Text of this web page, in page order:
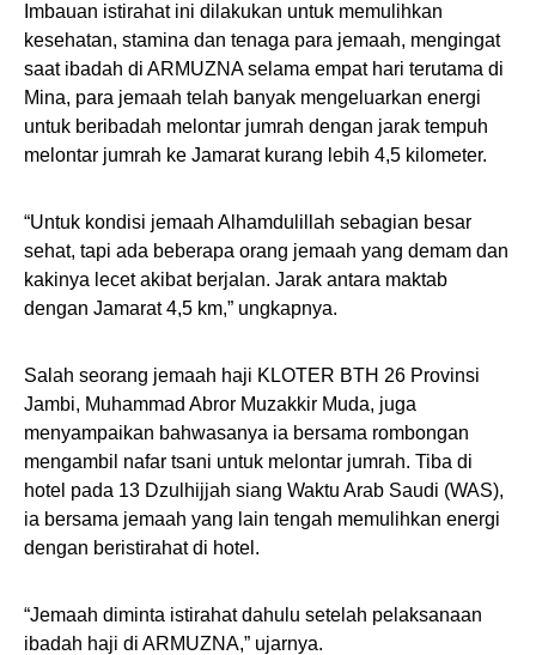
Imbauan istirahat ini dilakukan untuk memulihkan
kesehatan, stamina dan tenaga para jemaah, mengingat
saat ibadah di ARMUZNA selama empat hari terutama di
Mina, para jemaah telah banyak mengeluarkan energi
untuk beribadah melontar jumrah dengan jarak tempuh
melontar jumrah ke Jamarat kurang lebih 4,5 kilometer.
“Untuk kondisi jemaah Alhamdulillah sebagian besar
sehat, tapi ada beberapa orang jemaah yang demam dan
kakinya lecet akibat berjalan. Jarak antara maktab
dengan Jamarat 4,5 km,” ungkapnya.
Salah seorang jemaah haji KLOTER BTH 26 Provinsi
Jambi, Muhammad Abror Muzakkir Muda, juga
menyampaikan bahwasanya ia bersama rombongan
mengambil nafar tsani untuk melontar jumrah. Tiba di
hotel pada 13 Dzulhijjah siang Waktu Arab Saudi (WAS),
ia bersama jemaah yang lain tengah memulihkan energi
dengan beristirahat di hotel.
“Jemaah diminta istirahat dahulu setelah pelaksanaan
ibadah haji di ARMUZNA,” ujarnya.